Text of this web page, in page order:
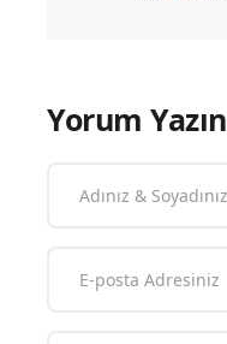
Yorum Yazın